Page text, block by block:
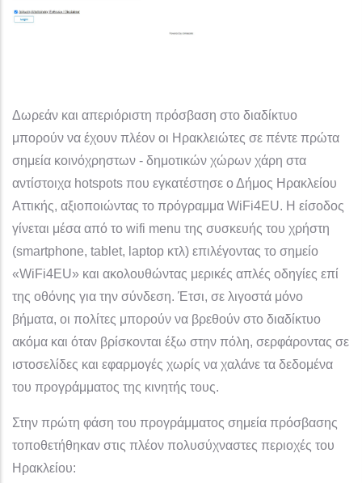
Δωρεάν και απεριόριστη πρόσβαση στο διαδίκτυο
μπορούν να έχουν πλέον οι Ηρακλειώτες σε πέντε πρώτα
σημεία κοινόχρηστων - δημοτικών χώρων χάρη στα
αντίστοιχα hotspots που εγκατέστησε ο Δήμος Ηρακλείου
Αττικής, αξιοποιώντας το πρόγραμμα WiFi4EU. Η είσοδος
γίνεται μέσα από το wifi menu της συσκευής του χρήστη
(smartphone, tablet, laptop κτλ) επιλέγοντας το σημείο
«WiFi4EU» και ακολουθώντας μερικές απλές οδηγίες επί
της οθόνης για την σύνδεση. Έτσι, σε λιγοστά μόνο
βήματα, οι πολίτες μπορούν να βρεθούν στο διαδίκτυο
ακόμα και όταν βρίσκονται έξω στην πόλη, σερφάροντας σε
ιστοσελίδες και εφαρμογές χωρίς να χαλάνε τα δεδομένα
του προγράμματος της κινητής τους.
Στην πρώτη φάση του προγράμματος σημεία πρόσβασης
τοποθετήθηκαν στις πλέον πολυσύχναστες περιοχές του
Ηρακλείου: